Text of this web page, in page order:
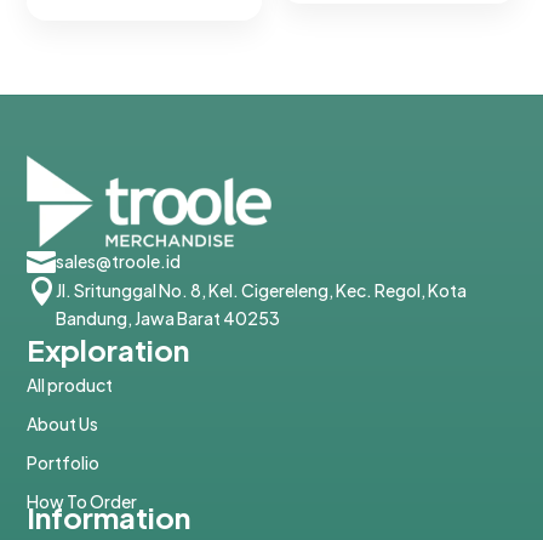
sales@troole.id
Jl. Sritunggal No. 8, Kel. Cigereleng, Kec. Regol, Kota
Bandung, Jawa Barat 40253
Exploration
All product
About Us
Portfolio
How To Order
Information